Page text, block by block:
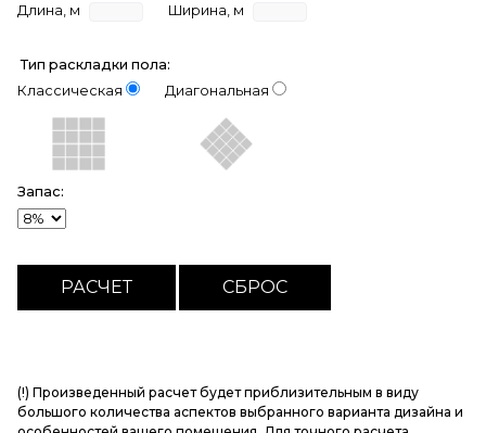
Длина, м
Ширина, м
Тип раскладки пола:
Классическая
Диагональная
Запас:
(!) Произведенный расчет будет приблизительным в виду
большого количества аспектов выбранного варианта дизайна и